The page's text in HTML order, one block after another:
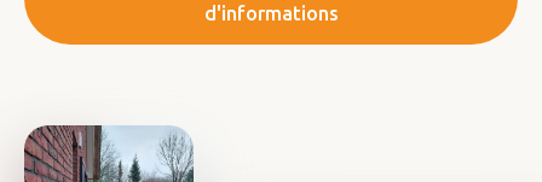
d'informations